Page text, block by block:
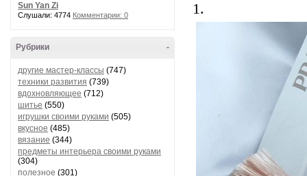
Sun Yan Zi
Слушали: 4774 Комментарии: 0
-
Рубрики
другие мастер-классы (747)
техники развития (739)
вдохновляющее (712)
шитье (550)
игрушки своими руками (505)
вкусное (485)
вязание (344)
предметы интерьера своими руками
(304)
полезное (301)
1.